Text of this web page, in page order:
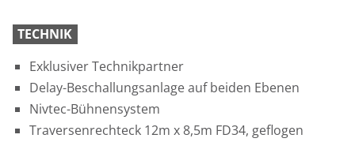
TECHNIK
Exklusiver Technikpartner
Delay-Beschallungsanlage auf beiden Ebenen
Nivtec-Bühnensystem
Traversenrechteck 12m x 8,5m FD34, geflogen